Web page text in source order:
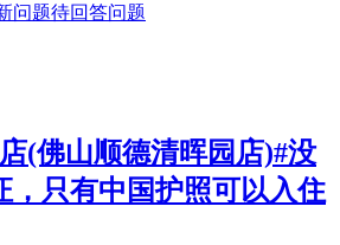
问题待回答问题
(佛山顺德清晖园店)#没
，只有中国护照可以入住